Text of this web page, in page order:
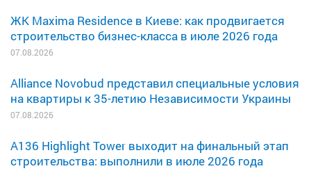
ЖК Maxima Residence в Киеве: как продвигается
строительство бизнес-класса в июле 2026 года
07.08.2026
Alliance Novobud представил специальные условия
на квартиры к 35-летию Независимости Украины
07.08.2026
A136 Highlight Tower выходит на финальный этап
строительства: выполнили в июле 2026 года